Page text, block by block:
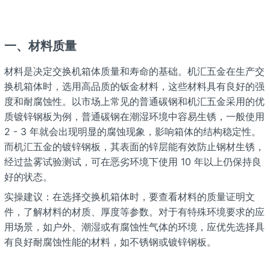
一、材料质量
材料是决定交换机箱体质量和寿命的基础。机汇五金在生产交
换机箱体时，选用高品质的钣金材料，这些材料具有良好的强
度和耐腐蚀性。以市场上常见的普通碳钢和机汇五金采用的优
质镀锌钢板为例，普通碳钢在潮湿环境中容易生锈，一般使用
2 - 3 年就会出现明显的腐蚀现象，影响箱体的结构稳定性。
而机汇五金的镀锌钢板，其表面的锌层能有效防止钢材生锈，
经过盐雾试验测试，可在恶劣环境下使用 10 年以上仍保持良
好的状态。
实操建议：在选择交换机箱体时，要查看材料的质量证明文
件，了解材料的材质、厚度等参数。对于有特殊环境要求的应
用场景，如户外、潮湿或有腐蚀性气体的环境，应优先选择具
有良好耐腐蚀性能的材料，如不锈钢或镀锌钢板。